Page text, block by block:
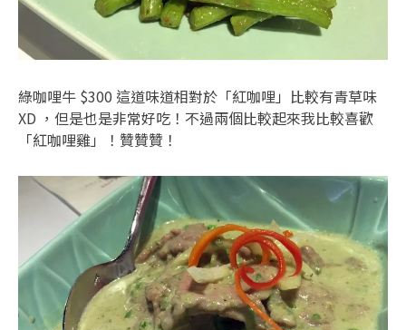
綠咖哩牛 $300 這道味道相對於「紅咖哩」比較有青草味
XD ，但是也是非常好吃！不過兩個比較起來我比較喜歡
「紅咖哩雞」！贊贊贊！